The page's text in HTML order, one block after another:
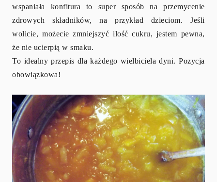
wspaniała konfitura to super sposób na przemycenie
zdrowych składników, na przykład dzieciom. Jeśli
wolicie, możecie zmniejszyć ilość cukru, jestem pewna,
że nie ucierpią w smaku.
To idealny przepis dla każdego wielbiciela dyni. Pozycja
obowiązkowa!